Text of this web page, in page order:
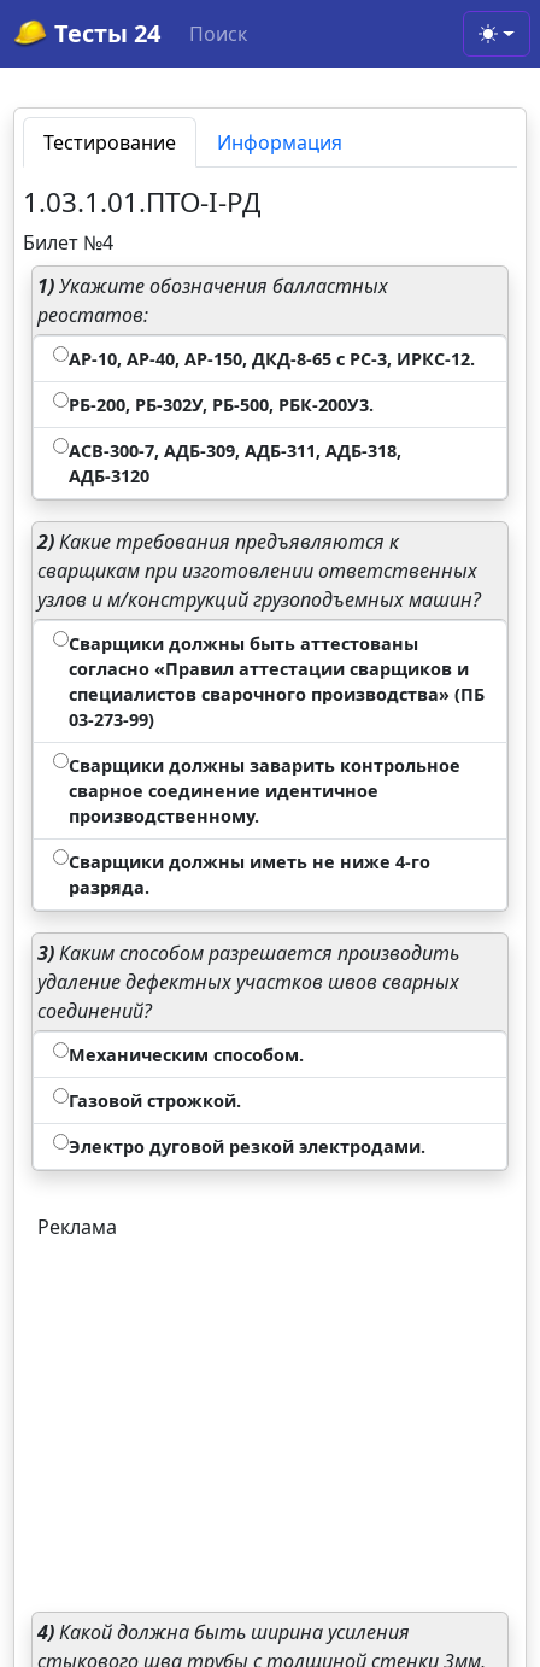
Тесты 24 Поиск
Тестирование Информация
1.03.1.01.ПТО-I-РД
Билет №4
1)Укажите обозначения балластных
реостатов:
АР-10, АР-40, АР-150, ДКД-8-65 с РС-3, ИРКС-12.
РБ-200, РБ-302У, РБ-500, РБК-200У3.
АСВ-300-7, АДБ-309, АДБ-311, АДБ-318,
АДБ-3120
2)Какие требования предъявляются к
сварщикам при изготовлении ответственных
узлов и м/конструкций грузоподъемных машин?
Сварщики должны быть аттестованы
согласно «Правил аттестации сварщиков и
специалистов сварочного производства» (ПБ
03-273-99)
Сварщики должны заварить контрольное
сварное соединение идентичное
производственному.
Сварщики должны иметь не ниже 4-го
разряда.
3)Каким способом разрешается производить
удаление дефектных участков швов сварных
соединений?
Механическим способом.
Газовой строжкой.
Электро дуговой резкой электродами.
Реклама
4)Какой должна быть ширина усиления
стыкового шва трубы с толщиной стенки 3мм,